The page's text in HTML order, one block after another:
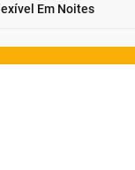
Em Noites